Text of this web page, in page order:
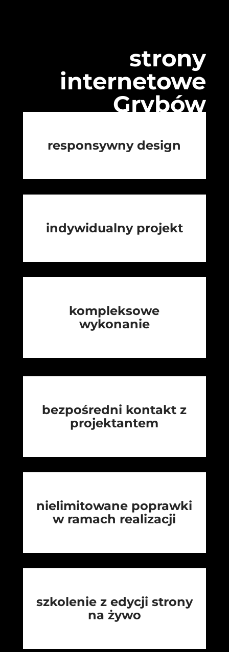
strony
internetowe
Grybów
responsywny design
indywidualny projekt
kompleksowe
wykonanie
bezpośredni kontakt z
projektantem
nielimitowane poprawki
w ramach realizacji
szkolenie z edycji strony
na żywo